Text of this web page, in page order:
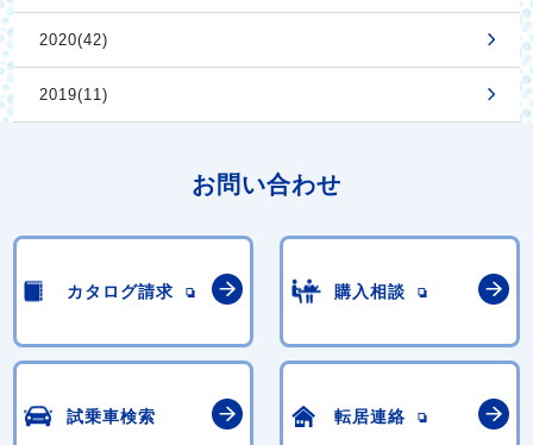
2020(42)
2019(11)
お問い合わせ
カタログ請求 購入相談
試乗車検索 転居連絡